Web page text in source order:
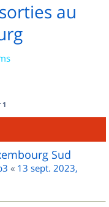
au
1
Sud
« 13 sept. 2023,